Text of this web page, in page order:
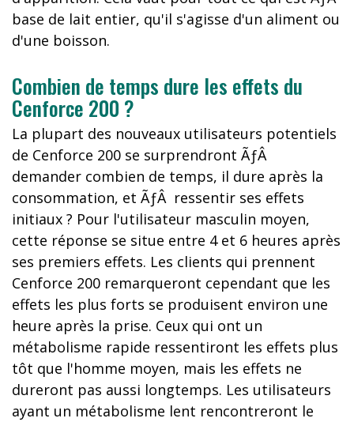
base de lait entier, qu'il s'agisse d'un aliment ou
d'une boisson.
Combien de temps dure les effets du
Cenforce 200 ?
La plupart des nouveaux utilisateurs potentiels
de Cenforce 200 se surprendront ÃƒÂ
demander combien de temps, il dure après la
consommation, et ÃƒÂ ressentir ses effets
initiaux ? Pour l'utilisateur masculin moyen,
cette réponse se situe entre 4 et 6 heures après
ses premiers effets. Les clients qui prennent
Cenforce 200 remarqueront cependant que les
effets les plus forts se produisent environ une
heure après la prise. Ceux qui ont un
métabolisme rapide ressentiront les effets plus
tôt que l'homme moyen, mais les effets ne
dureront pas aussi longtemps. Les utilisateurs
ayant un métabolisme lent rencontreront le